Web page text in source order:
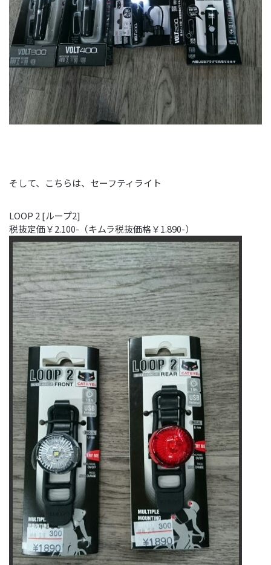
そして、こちらは、セーフティライト
LOOP 2 [ループ2]
税抜定価￥2.100-（キムラ税抜価格￥1.890-）